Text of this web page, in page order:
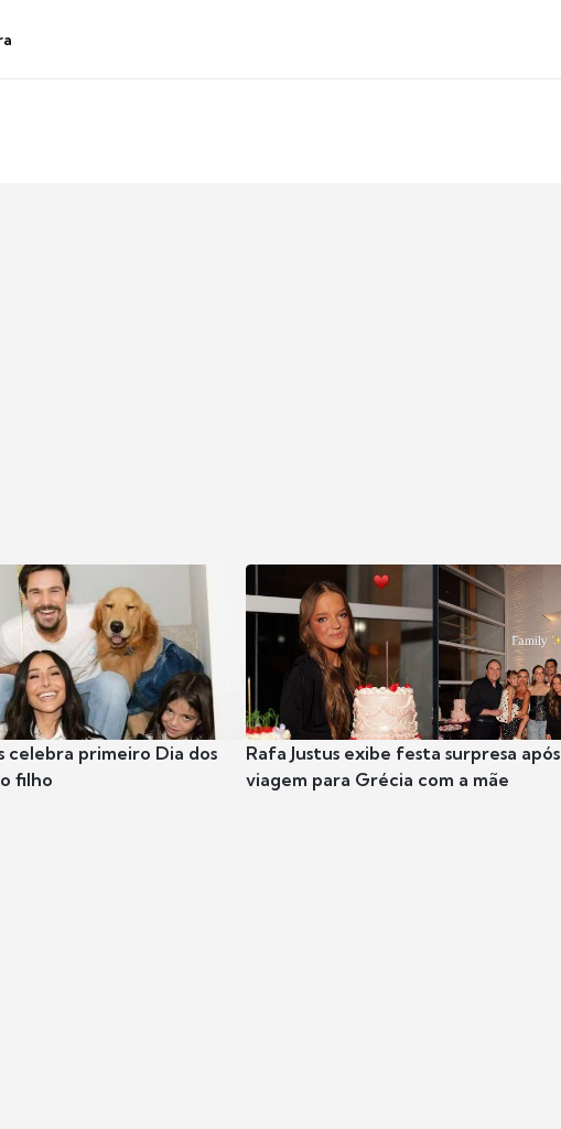
celebra primeiro Dia dos
filho
Rafa Justus exibe festa surpresa após
viagem para Grécia com a mãe